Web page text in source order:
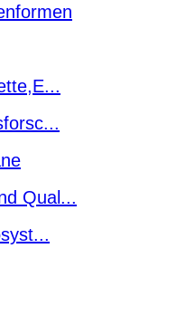
Qual...